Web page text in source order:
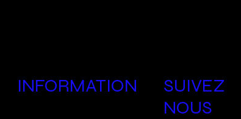
INFORMATION
SUIVEZ
NOUS